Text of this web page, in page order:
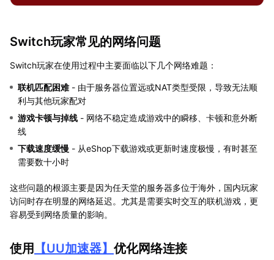
Switch玩家常见的网络问题
Switch玩家在使用过程中主要面临以下几个网络难题：
联机匹配困难- 由于服务器位置远或NAT类型受限，导致无法顺
利与其他玩家配对
游戏卡顿与掉线 - 网络不稳定造成游戏中的瞬移、卡顿和意外断
线
下载速度缓慢 - 从eShop下载游戏或更新时速度极慢，有时甚至
需要数十小时
这些问题的根源主要是因为任天堂的服务器多位于海外，国内玩家
访问时存在明显的网络延迟。尤其是需要实时交互的联机游戏，更
容易受到网络质量的影响。
使用 【UU加速器】优化网络连接